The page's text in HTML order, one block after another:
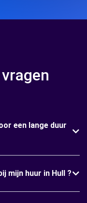
een lange duur
mijn huur in Hull ?